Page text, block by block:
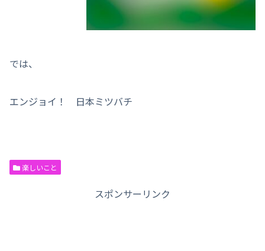
では、
エンジョイ！ 日本ミツバチ
楽しいこと
スポンサーリンク